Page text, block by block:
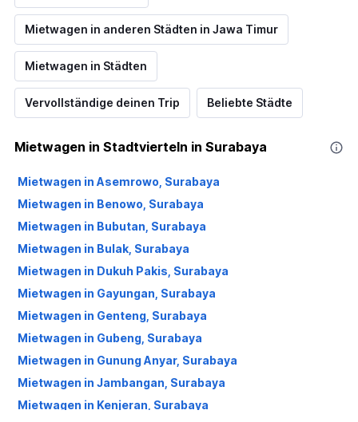
Mietwagen in anderen Städten in Jawa Timur
Mietwagen in Städten
Vervollständige deinen Trip Beliebte Städte
Mietwagen in Stadtvierteln in Surabaya
Mietwagen in Asemrowo, Surabaya
Mietwagen in Benowo, Surabaya
Mietwagen in Bubutan, Surabaya
Mietwagen in Bulak, Surabaya
Mietwagen in Dukuh Pakis, Surabaya
Mietwagen in Gayungan, Surabaya
Mietwagen in Genteng, Surabaya
Mietwagen in Gubeng, Surabaya
Mietwagen in Gunung Anyar, Surabaya
Mietwagen in Jambangan, Surabaya
Mietwagen in Kenjeran, Surabaya